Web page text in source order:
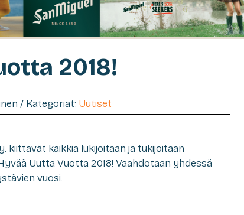
2018!
/ Kategoriat: Uutiset
kiittävät kaikkia lukijoitaan ja tukijoitaan
Uutta Vuotta 2018! Vaahdotaan yhdessä
vuosi.